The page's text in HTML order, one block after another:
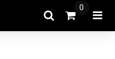
HľadaťPrejsť na
0